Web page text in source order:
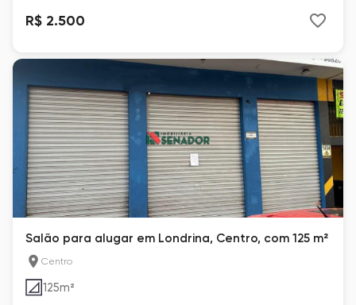
R$ 2.500
Salão para alugar em Londrina, Centro, com 125 m²
Centro
125m²